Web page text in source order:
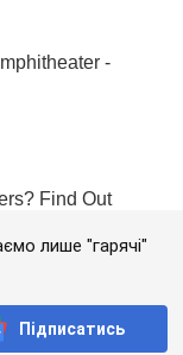
лише "гарячі"
Підписатись